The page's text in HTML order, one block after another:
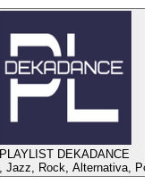
PLAYLIST DEKADANCE
Jazz, Rock, Alternativa,